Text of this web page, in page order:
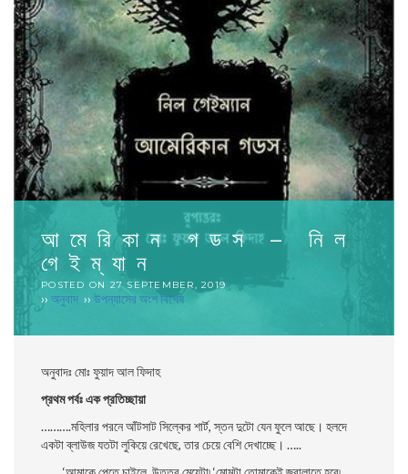
আমেরিকান গডস – নিল
গেইম্যান
POSTED ON 27 SEPTEMBER, 2019
›› অনুবাদ ›› উপন্যাসের অংশ বিশেষ
অনুবাদঃ মােঃ ফুয়াদ আল ফিদাহ
প্রথম পর্বঃ এক প্রতিচ্ছায়া
……….মহিলার পরনে আঁটসাট সিল্কের শার্ট, স্তন দুটো যেন ফুলে আছে। হলদে
একটা ব্লাউজ যতটা লুকিয়ে রেখেছে, তার চেয়ে বেশি দেখাচ্ছে। …..